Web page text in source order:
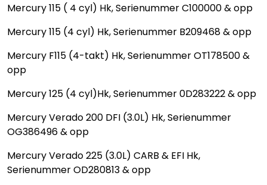
Mercury 115 ( 4 cyl) Hk, Serienummer C100000 & opp
Mercury 115 (4 cyl) Hk, Serienummer B209468 & opp
Mercury F115 (4-takt) Hk, Serienummer OT178500 &
opp
Mercury 125 (4 cyl)Hk, Serienummer 0D283222 & opp
Mercury Verado 200 DFI (3.0L) Hk, Serienummer
OG386496 & opp
Mercury Verado 225 (3.0L) CARB & EFI Hk,
Serienummer OD280813 & opp